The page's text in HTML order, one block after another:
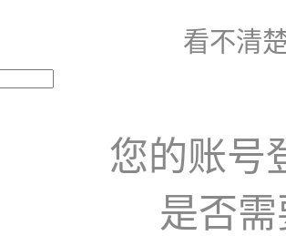
看不清
您的账号
是否